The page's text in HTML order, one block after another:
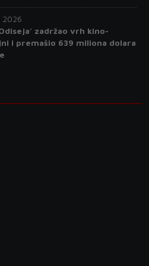
2026
zadržao vrh kino-
i premašio 639 miliona dolara